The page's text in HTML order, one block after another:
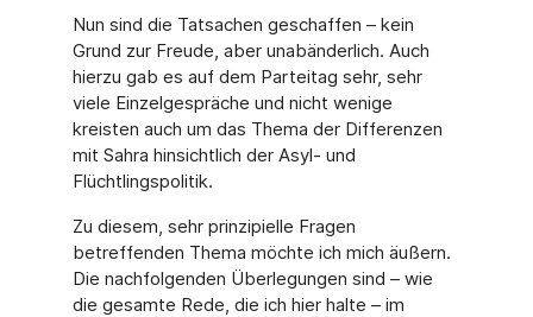
Nun sind die Tatsachen geschaffen – kein
Grund zur Freude, aber unabänderlich. Auch
hierzu gab es auf dem Parteitag sehr, sehr
viele Einzelgespräche und nicht wenige
kreisten auch um das Thema der Differenzen
mit Sahra hinsichtlich der Asyl- und
Flüchtlingspolitik.
Zu diesem, sehr prinzipielle Fragen
betreffenden Thema möchte ich mich äußern.
Die nachfolgenden Überlegungen sind – wie
die gesamte Rede, die ich hier halte – im